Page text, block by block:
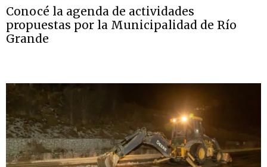
Conocé la agenda de actividades
propuestas por la Municipalidad de Río
Grande